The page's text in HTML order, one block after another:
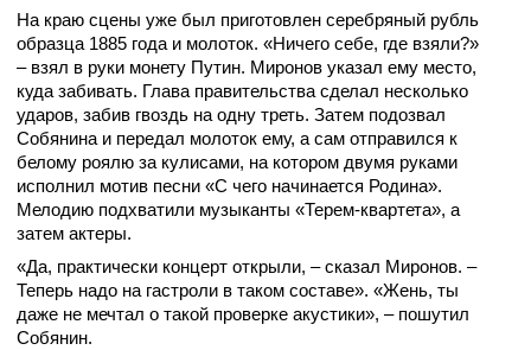
На краю сцены уже был приготовлен серебряный рубль
образца 1885 года и молоток. «Ничего себе, где взяли?»
– взял в руки монету Путин. Миронов указал ему место,
куда забивать. Глава правительства сделал несколько
ударов, забив гвоздь на одну треть. Затем подозвал
Собянина и передал молоток ему, а сам отправился к
белому роялю за кулисами, на котором двумя руками
исполнил мотив песни «С чего начинается Родина».
Мелодию подхватили музыканты «Терем-квартета», а
затем актеры.
«Да, практически концерт открыли, – сказал Миронов. –
Теперь надо на гастроли в таком составе». «Жень, ты
даже не мечтал о такой проверке акустики», – пошутил
Собянин.